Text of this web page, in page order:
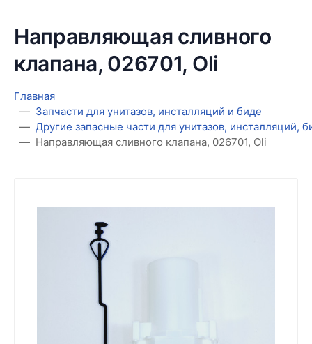
Направляющая сливного
клапана, 026701, Oli
Главная
Запчасти для унитазов, инсталляций и биде
Другие запасные части для унитазов, инсталляций,
Направляющая сливного клапана, 026701, Oli